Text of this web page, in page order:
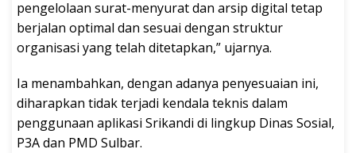
pengelolaan surat-menyurat dan arsip digital tetap
berjalan optimal dan sesuai dengan struktur
organisasi yang telah ditetapkan,” ujarnya.
Ia menambahkan, dengan adanya penyesuaian ini,
diharapkan tidak terjadi kendala teknis dalam
penggunaan aplikasi Srikandi di lingkup Dinas Sosial,
P3A dan PMD Sulbar.